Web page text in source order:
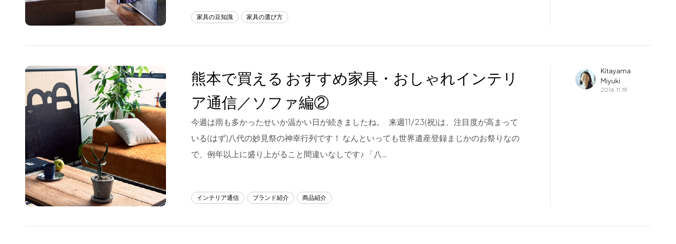
家具の豆知識 家具の選び方
熊本で買える おすすめ家具・おしゃれインテリ
ア通信／ソファ編②
今週は雨も多かったせいか温かい日が続きましたね。 来週11/23(祝)は、注目度が高まって
いる(はず)八代の妙見祭の神幸行列です！ なんといっても世界遺産登録まじかのお祭りなの
で、例年以上に盛り上がること間違いなしです♪ 「八…
インテリア通信 ブランド紹介 商品紹介
Kitayama
Miyuki
2016.11.19